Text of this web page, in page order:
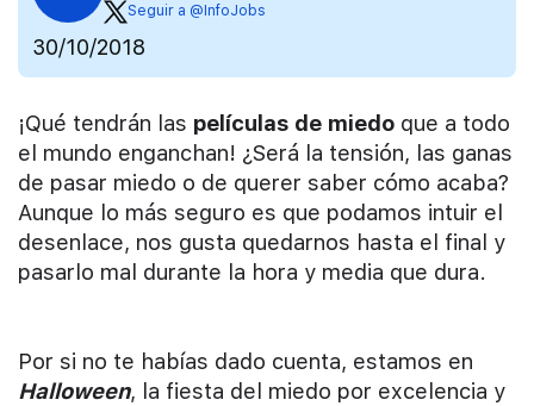
Seguir a @InfoJobs
30/10/2018
¡Qué tendrán las películas de miedo que a todo
el mundo enganchan! ¿Será la tensión, las ganas
de pasar miedo o de querer saber cómo acaba?
Aunque lo más seguro es que podamos intuir el
desenlace, nos gusta quedarnos hasta el final y
pasarlo mal durante la hora y media que dura.
Por si no te habías dado cuenta, estamos en
Halloween, la fiesta del miedo por excelencia y